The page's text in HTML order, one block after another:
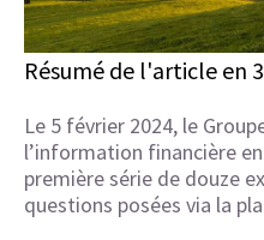
Résumé de l'article en
Le 5 février 2024, le
l’information financière
première série de douze
questions posées via la